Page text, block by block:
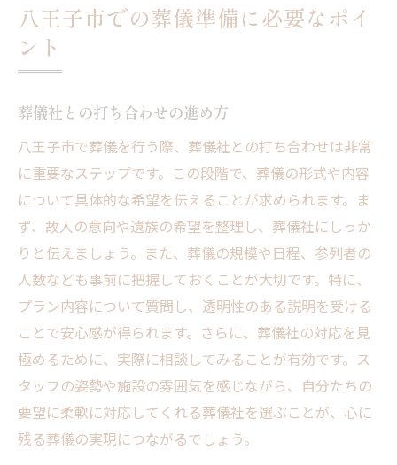
八王子市での葬儀準備に必要なポイ
ント
葬儀社との打ち合わせの進め方
八王子市で葬儀を行う際、葬儀社との打ち合わせは非常
に重要なステップです。この段階で、葬儀の形式や内容
について具体的な希望を伝えることが求められます。ま
ず、故人の意向や遺族の希望を整理し、葬儀社にしっか
りと伝えましょう。また、葬儀の規模や日程、参列者の
人数なども事前に把握しておくことが大切です。特に、
プラン内容について質問し、透明性のある説明を受ける
ことで安心感が得られます。さらに、葬儀社の対応を見
極めるために、実際に相談してみることが有効です。ス
タッフの姿勢や施設の雰囲気を感じながら、自分たちの
要望に柔軟に対応してくれる葬儀社を選ぶことが、心に
残る葬儀の実現につながるでしょう。